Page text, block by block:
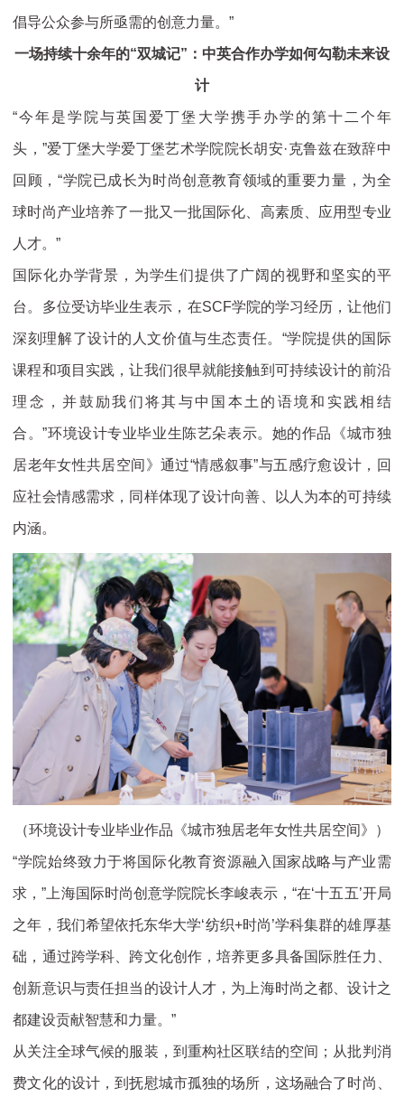
倡导公众参与所亟需的创意力量。”
一场持续十余年的“双城记”：中英合作办学如何勾勒未来设
计
“今年是学院与英国爱丁堡大学携手办学的第十二个年
头，”爱丁堡大学爱丁堡艺术学院院长胡安·克鲁兹在致辞中
回顾，“学院已成长为时尚创意教育领域的重要力量，为全
球时尚产业培养了一批又一批国际化、高素质、应用型专业
人才。”
国际化办学背景，为学生们提供了广阔的视野和坚实的平
台。多位受访毕业生表示，在SCF学院的学习经历，让他们
深刻理解了设计的人文价值与生态责任。“学院提供的国际
课程和项目实践，让我们很早就能接触到可持续设计的前沿
理念，并鼓励我们将其与中国本土的语境和实践相结
合。”环境设计专业毕业生陈艺朵表示。她的作品《城市独
居老年女性共居空间》通过“情感叙事”与五感疗愈设计，回
应社会情感需求，同样体现了设计向善、以人为本的可持续
内涵。
（环境设计专业毕业作品《城市独居老年女性共居空间》）
“学院始终致力于将国际化教育资源融入国家战略与产业需
求，”上海国际时尚创意学院院长李峻表示，“在‘十五五’开局
之年，我们希望依托东华大学‘纺织+时尚’学科集群的雄厚基
础，通过跨学科、跨文化创作，培养更多具备国际胜任力、
创新意识与责任担当的设计人才，为上海时尚之都、设计之
都建设贡献智慧和力量。”
从关注全球气候的服装，到重构社区联结的空间；从批判消
费文化的设计，到抚慰城市孤独的场所，这场融合了时尚、